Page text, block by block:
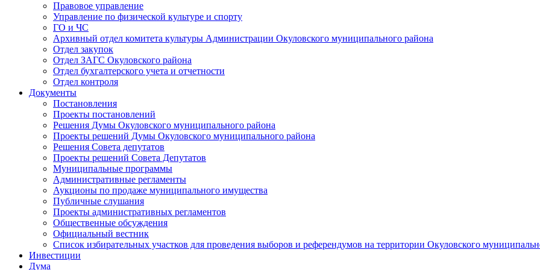
Правовое управление
Управление по физической культуре и спорту
ГО и ЧС
Архивный отдел комитета культуры Администрации Окуловского муниципального района
Отдел закупок
Отдел ЗАГС Окуловского района
Отдел бухгалтерского учета и отчетности
Отдел контроля
Документы
Постановления
Проекты постановлений
Решения Думы Окуловского муниципального района
Проекты решений Думы Окуловского муниципального района
Решения Совета депутатов
Проекты решений Совета Депутатов
Муниципальные программы
Административные регламенты
Аукционы по продаже муниципального имущества
Публичные слушания
Проекты административных регламентов
Общественные обсуждения
Официальный вестник
Список избирательных участков для проведения выборов и референдумов на территории Окуловского
Инвестиции
Дума